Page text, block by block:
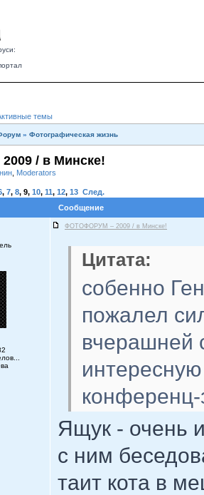
темы
» Фотографическая жизнь
/ в Минске!
Moderators
, 7, 8, 9, 10, 11, 12, 13 След.
Сообщение
ФОТОФОРУМ – 2009 / в Минске!
Цитата:
собенно
пожалел
вчерашней
Ящук - очень
с ним
таит кота в